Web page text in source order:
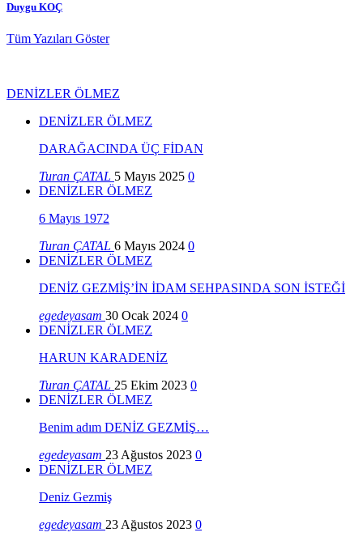
Duygu KOÇ
Tüm Yazıları Göster
DENİZLER ÖLMEZ
DENİZLER ÖLMEZ
DARAĞACINDA ÜÇ FİDAN
Turan ÇATAL 5 Mayıs 2025 0
DENİZLER ÖLMEZ
6 Mayıs 1972
Turan ÇATAL 6 Mayıs 2024 0
DENİZLER ÖLMEZ
DENİZ GEZMİŞ’İN İDAM SEHPASINDA SON İSTEĞİ
egedeyasam 30 Ocak 2024 0
DENİZLER ÖLMEZ
HARUN KARADENİZ
Turan ÇATAL 25 Ekim 2023 0
DENİZLER ÖLMEZ
Benim adım DENİZ GEZMİŞ…
egedeyasam 23 Ağustos 2023 0
DENİZLER ÖLMEZ
Deniz Gezmiş
egedeyasam 23 Ağustos 2023 0